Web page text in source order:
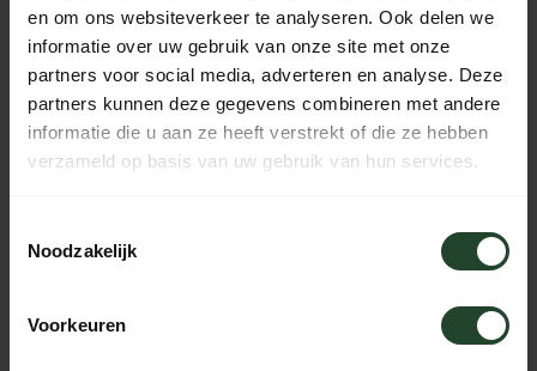
en om ons websiteverkeer te analyseren. Ook delen we
informatie over uw gebruik van onze site met onze
partners voor social media, adverteren en analyse. Deze
partners kunnen deze gegevens combineren met andere
informatie die u aan ze heeft verstrekt of die ze hebben
verzameld op basis van uw gebruik van hun services.
Noodzakelijk
Voorkeuren
HIGHLANDER HOUT DOETERTOE
HULTAFORS KLEAN KANTEEN